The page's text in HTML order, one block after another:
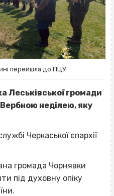
перейшла до ПЦУ
Леськівської громади
неділею, яку
Черкаської єпархії
громада Чорнявки
під духовну опіку